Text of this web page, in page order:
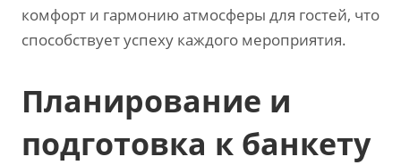
комфорт и гармонию атмосферы для гостей, что
способствует успеху каждого мероприятия.
Планирование и
подготовка к банкету